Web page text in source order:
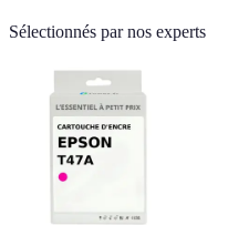
Sélectionnés par nos experts